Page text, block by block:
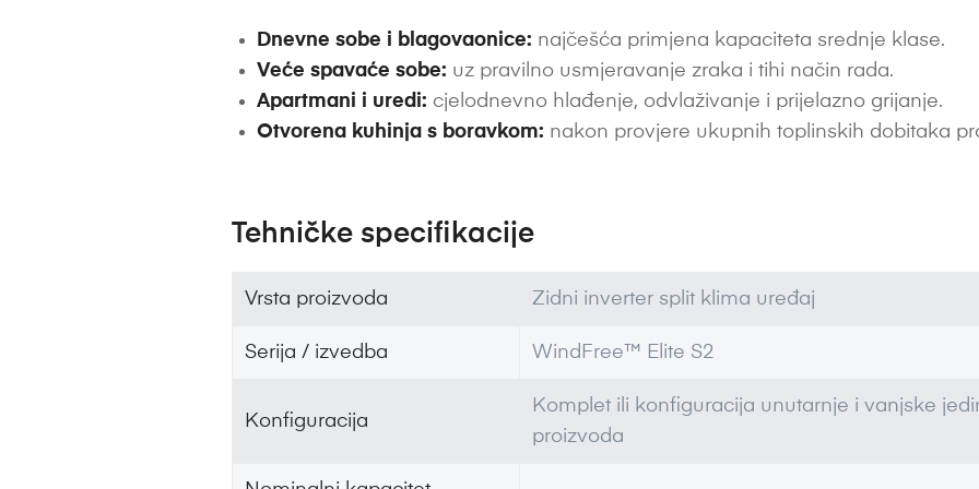
Dnevne sobe i blagovaonice: najčešća primjena kapaciteta srednje klase.
Veće spavaće sobe: uz pravilno usmjeravanje zraka i tihi način rada.
Apartmani i uredi: cjelodnevno hlađenje, odvlaživanje i prijelazno grijanje.
Otvorena kuhinja s boravkom: nakon provjere ukupnih toplinskih dobitaka
Tehničke specifikacije
Vrsta proizvoda Zidni inverter split klima uređaj
Serija / izvedba WindFree™ Elite S2
Konfiguracija
Komplet ili konfiguracija unutarnje i vanjske
proizvoda